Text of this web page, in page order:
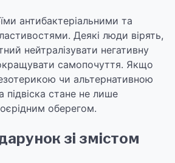
антибактеріальними та
Деякі люди вірять,
нейтралізувати негативну
самопочуття. Якщо
чи альтернативною
стане не лише
оберегом.
зі змістом